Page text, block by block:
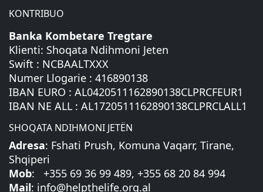
KONTRIBUO
Banka Kombetare Tregtare
Klienti: Shoqata Ndihmoni Jeten
Swift : NCBAALTXXX
Numer Llogarie : 416890138
IBAN EURO : AL0420511162890138CLPRCFEUR1
IBAN NE ALL : AL1720511162890138CLPRCLALL1
SHOQATA NDIHMONI JETËN
Adresa: Fshati Prush, Komuna Vaqarr, Tirane,
Shqiperi
Mob: +355 69 36 99 489, +355 68 20 84 994
Mail: info@helpthelife.org.al